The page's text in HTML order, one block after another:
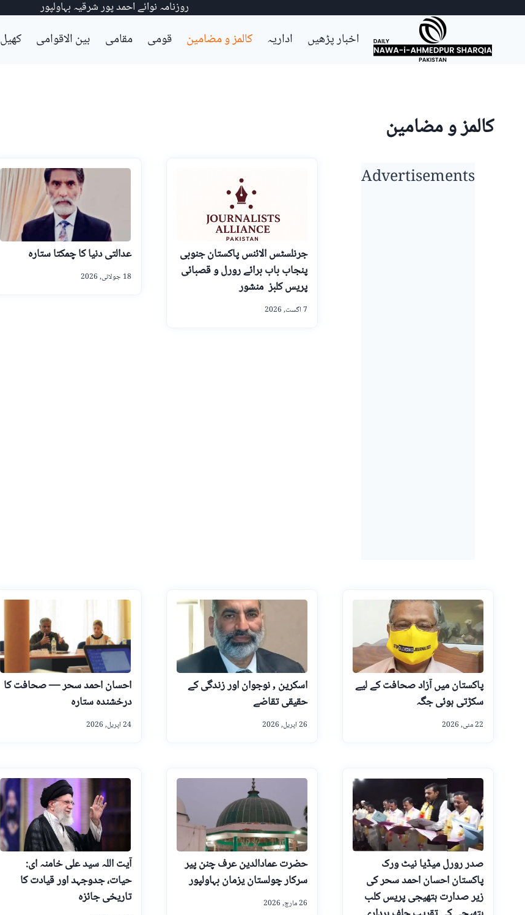
Skip
روزنامہ نوائے احمد پور شرقیہ بہاولپور
اخبار پڑھیں اداریہ کالمز و مضامین قومی مقامی بین الاقوامی کھیل
کالمز و مضامین
Advertisements
جرنلسٹس الائنس پاکستان جنوبی
پنجاب باب برائے رورل و قصبائی
پریس کلبز منشور
7 اگست, 2026
عدالتی دنیا کا چمکتا ستارہ
18 جولائی, 2026
پاکستان میں آزاد صحافت کے لیے
سکڑتی ہوئی جگہ
22 مئی, 2026
اسکرین , نوجوان اور زندگی کے
حقیقی تقاضے
26 اپریل, 2026
احسان احمد سحر — صحافت کا
درخشندہ ستارہ
24 اپریل, 2026
صدر رورل میڈیا نیٹ ورک
پاکستان احسان احمد سحر کی
زیر صدارت ہتھیجی پریس کلب
حضرت عمادالدین عرف چنن پیر
سرکار چولستان یزمان بہاولپور
26 مارچ, 2026
آیت اللہ سید علی خامنہ ای:
حیات، جدوجہد اور قیادت کا
تاریخی جائزہ